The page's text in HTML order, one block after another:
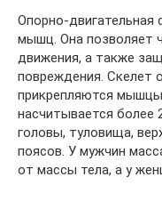
Опорно-двигательная
мышц. Она позволяет
движения, а также
повреждения. Скелет
прикрепляются
насчитывается более
головы, туловища,
поясов. У мужчин
от массы тела, а у